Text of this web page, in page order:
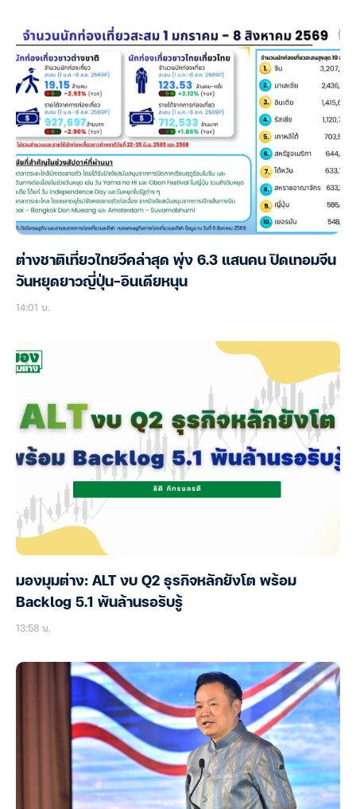
ต่างชาติเที่ยวไทยวีคล่าสุด พุ่ง 6.3 แสนคน ปิดเทอมจีน
วันหยุดยาวญี่ปุ่น-อินเดียหนุน
14:01 น.
มองมุมต่าง: ALT งบ Q2 ธุรกิจหลักยังโต พร้อม
Backlog 5.1 พันล้านรอรับรู้
13:58 น.